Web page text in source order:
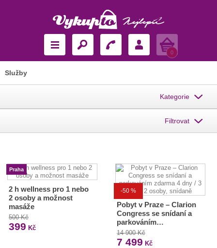
Košík
0
Služby
Kategorie
Filtrovat
Praha
2 h wellness pro 1 nebo
2 osoby a možnost
masáže
500 Kč
399 Kč
-50 %
Pobyt v Praze – Clarion
Congress se snídaní a
parkováním…
14 900 Kč
7 499 Kč